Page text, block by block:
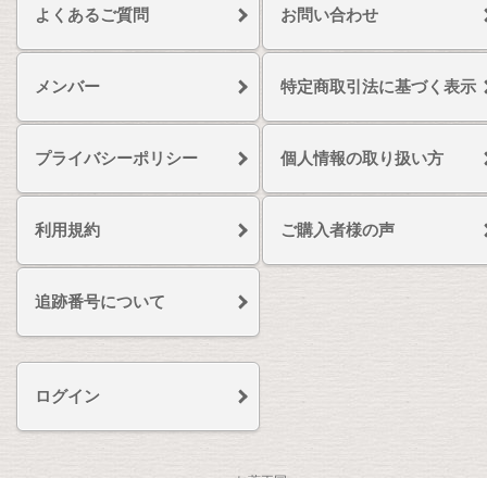
よくあるご質問 お問い合わせ
メンバー 特定商取引法に基づく表示
プライバシーポリシー 個人情報の取り扱い方
利用規約 ご購入者様の声
追跡番号について
ログイン